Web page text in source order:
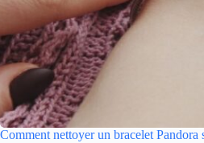
Comment nettoyer un bracelet Pandora